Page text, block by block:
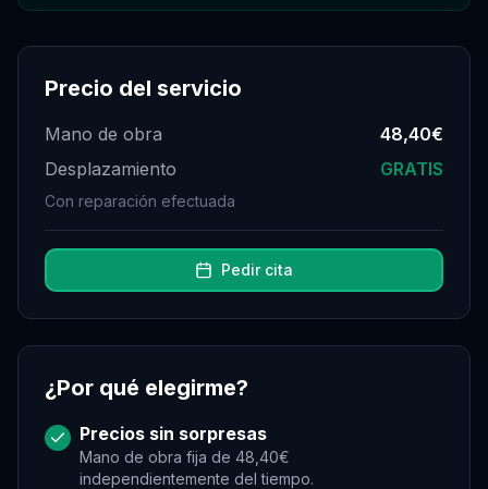
Precio del servicio
Mano de obra
48,40€
Desplazamiento
GRATIS
Con reparación efectuada
Pedir cita
¿Por qué elegirme?
Precios sin sorpresas
Mano de obra fija de 48,40€
independientemente del tiempo.